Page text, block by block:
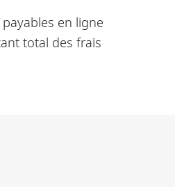
payables en ligne
total des frais